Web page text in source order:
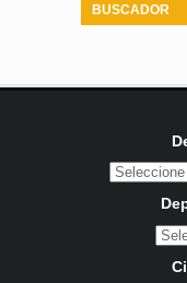
BUSCADOR